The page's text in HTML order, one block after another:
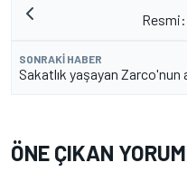
Resmi:
SONRAKI HABER
Sakatlık yaşayan Zarco'nun
ÖNE ÇIKAN